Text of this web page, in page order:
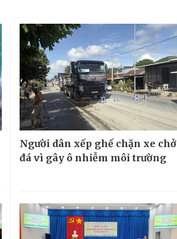
Người dân xếp ghế chặn xe chở
đá vì gây ô nhiễm môi trường